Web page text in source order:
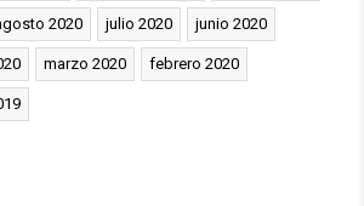
2020 julio 2020 junio 2020
marzo 2020 febrero 2020